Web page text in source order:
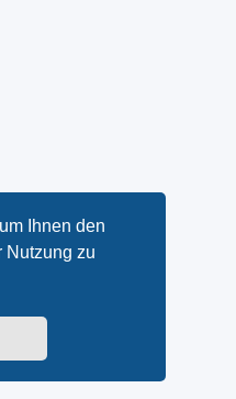
Ihnen den
Nutzung zu